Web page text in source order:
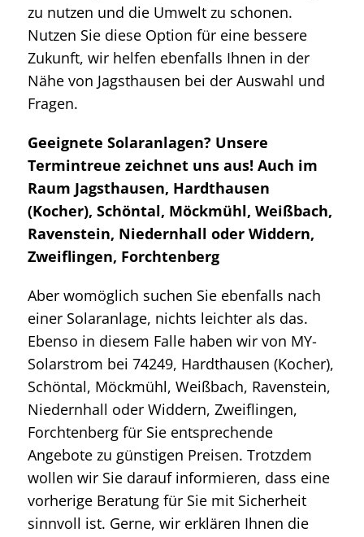
zu nutzen und die Umwelt zu schonen.
Nutzen Sie diese Option für eine bessere
Zukunft, wir helfen ebenfalls Ihnen in der
Nähe von Jagsthausen bei der Auswahl und
Fragen.
Geeignete Solaranlagen? Unsere
Termintreue zeichnet uns aus! Auch im
Raum Jagsthausen, Hardthausen
(Kocher), Schöntal, Möckmühl, Weißbach,
Ravenstein, Niedernhall oder Widdern,
Zweiflingen, Forchtenberg
Aber womöglich suchen Sie ebenfalls nach
einer Solaranlage, nichts leichter als das.
Ebenso in diesem Falle haben wir von MY-
Solarstrom bei 74249, Hardthausen (Kocher),
Schöntal, Möckmühl, Weißbach, Ravenstein,
Niedernhall oder Widdern, Zweiflingen,
Forchtenberg für Sie entsprechende
Angebote zu günstigen Preisen. Trotzdem
wollen wir Sie darauf informieren, dass eine
vorherige Beratung für Sie mit Sicherheit
sinnvoll ist. Gerne, wir erklären Ihnen die